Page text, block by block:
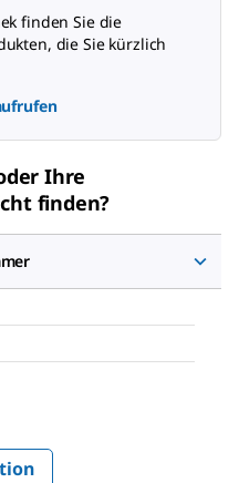
finden Sie die
die Sie kürzlich
Ihre
finden?